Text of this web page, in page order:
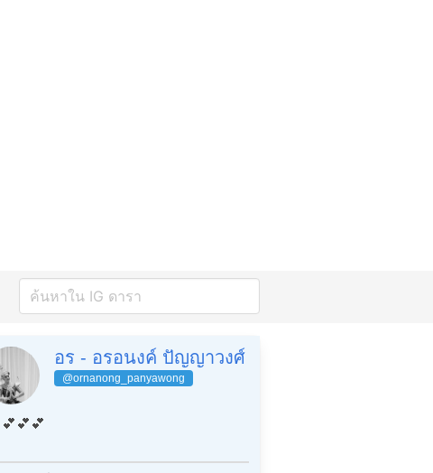
อร - อรอนงค์ ปัญญาวงศ์
@ornanong_panyawong
💕💕💕